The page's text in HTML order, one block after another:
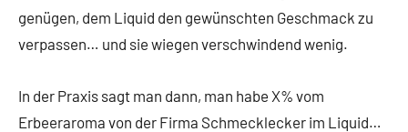
genügen, dem Liquid den gewünschten Geschmack zu
verpassen… und sie wiegen verschwindend wenig.
In der Praxis sagt man dann, man habe X% vom
Erbeeraroma von der Firma Schmecklecker im Liquid…